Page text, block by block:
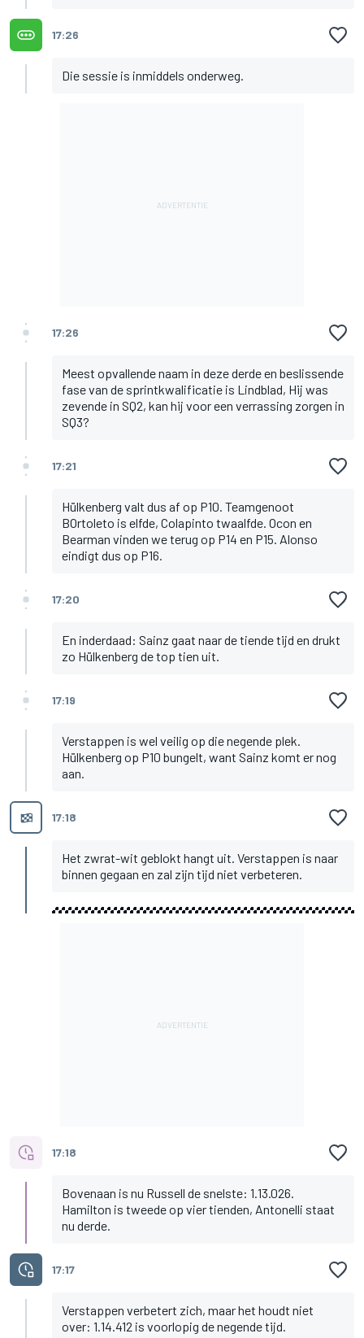
17:26
Die sessie is inmiddels onderweg.
17:26
Meest opvallende naam in deze derde en beslissende
fase van de sprintkwalificatie is Lindblad, Hij was
zevende in SQ2, kan hij voor een verrassing zorgen in
SQ3?
17:21
Hülkenberg valt dus af op P10. Teamgenoot
BOrtoleto is elfde, Colapinto twaalfde. Ocon en
Bearman vinden we terug op P14 en P15. Alonso
eindigt dus op P16.
17:20
En inderdaad: Sainz gaat naar de tiende tijd en drukt
zo Hülkenberg de top tien uit.
17:19
Verstappen is wel veilig op die negende plek.
Hülkenberg op P10 bungelt, want Sainz komt er nog
aan.
17:18
Het zwrat-wit geblokt hangt uit. Verstappen is naar
binnen gegaan en zal zijn tijd niet verbeteren.
17:18
Bovenaan is nu Russell de snelste: 1.13.026.
Hamilton is tweede op vier tienden, Antonelli staat
nu derde.
17:17
Verstappen verbetert zich, maar het houdt niet
over: 1.14.412 is voorlopig de negende tijd.